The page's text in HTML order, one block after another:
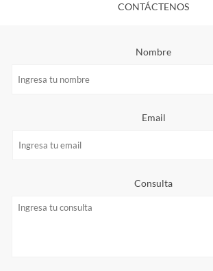
CONTÁCTENOS
Nombre
Email
Consulta